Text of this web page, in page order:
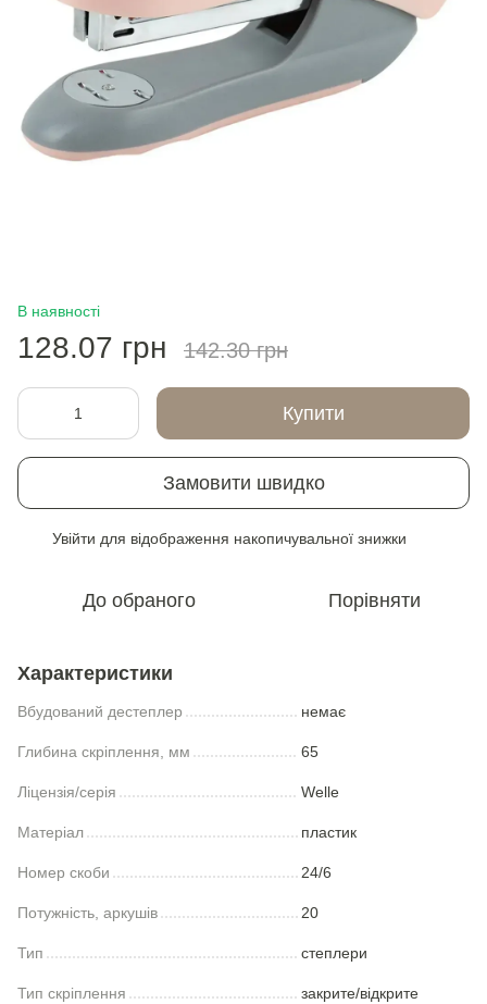
В наявності
128.07 грн 142.30 грн
Купити
Замовити швидко
Увійти для відображення накопичувальної знижки
До обраного Порівняти
Характеристики
Вбудований дестеплер немає
Глибина скріплення, мм 65
Ліцензія/серія Welle
Матеріал пластик
Номер скоби 24/6
Потужність, аркушів 20
Тип степлери
Тип скріплення закрите/відкрите